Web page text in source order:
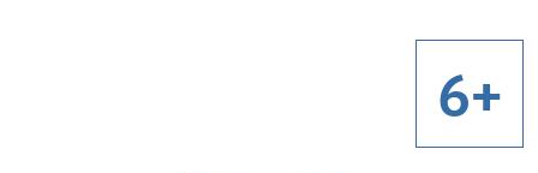
6+